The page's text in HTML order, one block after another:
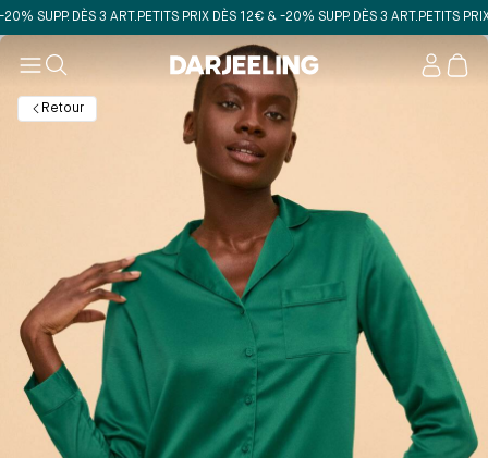
DÈS 3 ART. PETITS PRIX DÈS 12€ & -20% SUPP. DÈS 3 ART. PETITS PRIX
Mon
Retour